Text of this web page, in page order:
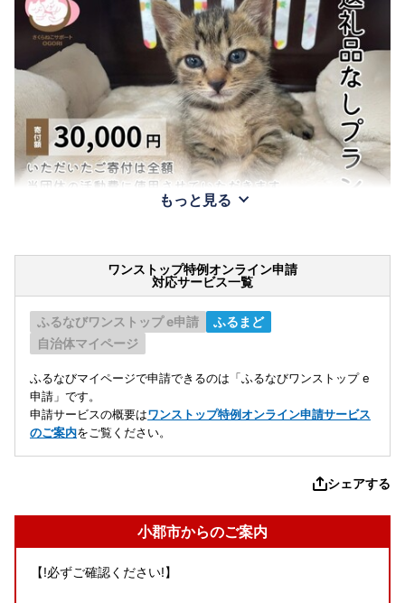
もっと見る
ワンストップ特例オンライン申請
対応サービス一覧
ふるなびワンストップ e申請
ふるまど
自治体マイページ
ふるなびマイページで申請できるのは「ふるなびワンストップ e
申請」です。
申請サービスの概要はワンストップ特例オンライン申請サービス
のご案内をご覧ください。
シェアする
小郡市からのご案内
【!必ずご確認ください!】